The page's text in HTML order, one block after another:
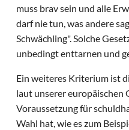
muss brav sein und alle
darf nie tun, was andere
Schwächling". Solche
unbedingt enttarnen und
Ein weiteres Kriterium ist
laut unserer europäischen
Voraussetzung für
Wahl hat, wie es zum